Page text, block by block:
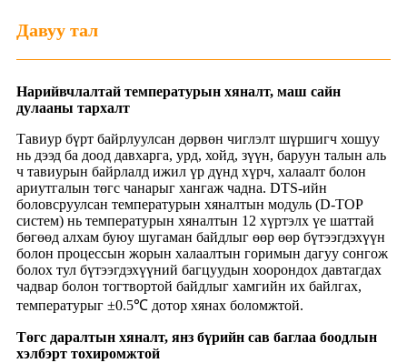
Давуу тал
Нарийвчлалтай температурын хяналт, маш сайн
дулааны тархалт
Тавиур бүрт байрлуулсан дөрвөн чиглэлт шүршигч хошуу
нь дээд ба доод давхарга, урд, хойд, зүүн, баруун талын аль
ч тавиурын байрлалд ижил үр дүнд хүрч, халаалт болон
ариутгалын төгс чанарыг хангаж чадна. DTS-ийн
боловсруулсан температурын хяналтын модуль (D-TOP
систем) нь температурын хяналтын 12 хүртэлх үе шаттай
бөгөөд алхам буюу шугаман байдлыг өөр өөр бүтээгдэхүүн
болон процессын жорын халаалтын горимын дагуу сонгож
болох тул бүтээгдэхүүний багцуудын хоорондох давтагдах
чадвар болон тогтвортой байдлыг хамгийн их байлгах,
температурыг ±0.5℃ дотор хянах боломжтой.
Төгс даралтын хяналт, янз бүрийн сав баглаа боодлын
хэлбэрт тохиромжтой